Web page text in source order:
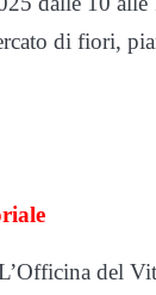
di fiori,
del